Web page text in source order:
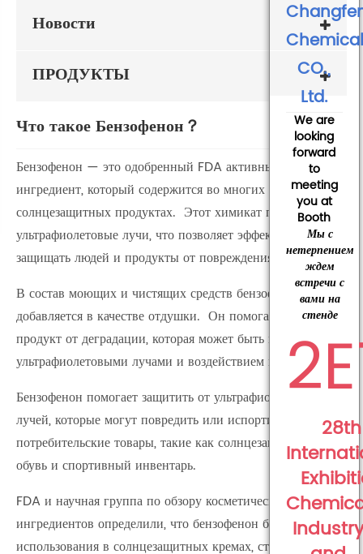
Новости
ПРОДУКТЫ
Что такое Бензофенон？
Бензофенон — это одобренный FDA активный
ингредиент, который содержится во многих
солнцезащитных продуктах. Этот химикат поглощает
ультрафиолетовые лучи, что позволяет эффективно
защищать людей и продукты от повреждения солнцем.
В состав моющих и чистящих средств бензофенон
добавляется в качестве отдушки. Он помогает защитить
продукт от деградации, которая может быть вызвана
ультрафиолетовыми лучами и воздействием воздуха.
Бензофенон помогает защитить от ультрафиолетовых
лучей, которые могут повредить или испортить
потребительские товары, такие как солнцезащитные очки,
обувь и спортивный инвентарь.
FDA и научная группа по обзору косметических
ингредиентов определили, что бензофенон безопасен для
использования в солнцезащитных кремах, стиральных
Chemical
CO.,
Ltd.
We are
looking
forward
to
meeting
you at
Booth
Мы с
нетерпением
ждем
встречи с
вами на
стенде
28th
Industry